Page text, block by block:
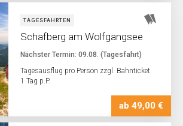
TAGESFAHRTEN
Schafberg am Wolfgangsee
Nächster Termin: 09.08. (Tagesfahrt)
Tagesausflug pro Person zzgl. Bahnticket
1 Tag p.P.
ab 49,00 €